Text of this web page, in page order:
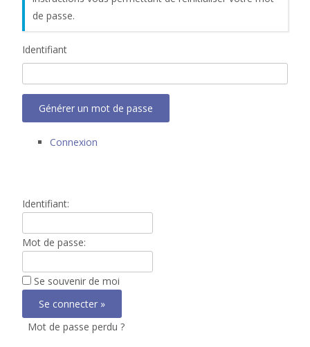
de passe.
Identifiant
Générer un mot de passe
Connexion
Identifiant:
Mot de passe:
Se souvenir de moi
Mot de passe perdu ?